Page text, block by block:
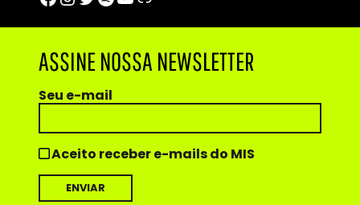
ASSINE NOSSA NEWSLETTER
Seu e-mail
Aceito receber e-mails do MIS